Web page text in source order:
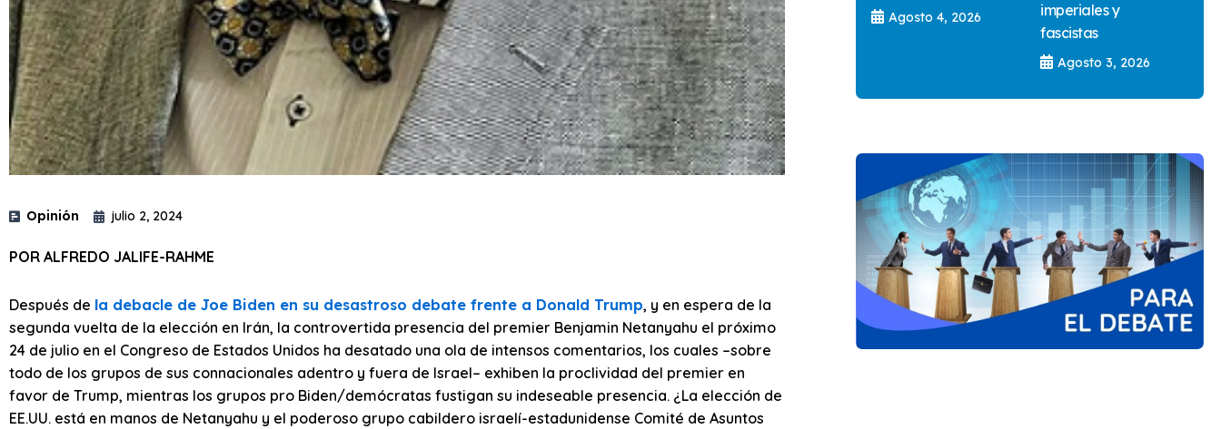
Opinión julio 2, 2024
POR ALFREDO JALIFE-RAHME
Después de la debacle de Joe Biden en su desastroso debate frente a Donald Trump, y en espera de la
segunda vuelta de la elección en Irán, la controvertida presencia del premier Benjamin Netanyahu el próximo
24 de julio en el Congreso de Estados Unidos ha desatado una ola de intensos comentarios, los cuales –sobre
todo de los grupos de sus connacionales adentro y fuera de Israel– exhiben la proclividad del premier en
favor de Trump, mientras los grupos pro Biden/demócratas fustigan su indeseable presencia. ¿La elección de
EE.UU. está en manos de Netanyahu y el poderoso grupo cabildero israelí-estadunidense Comité de Asuntos
Agosto 4, 2026
imperiales y
fascistas
Agosto 3, 2026